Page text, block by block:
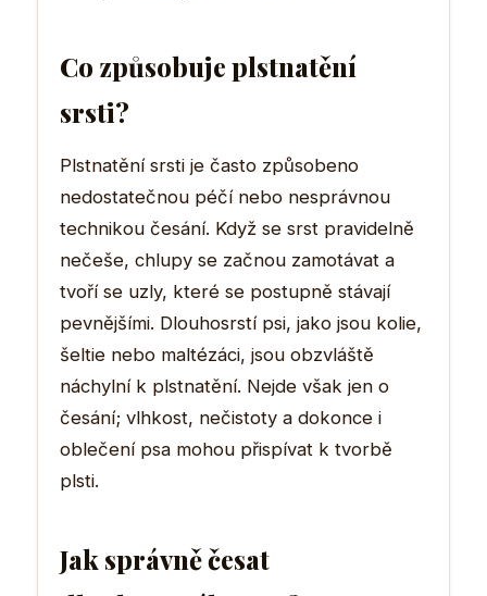
Co způsobuje plstnatění
srsti?
Plstnatění srsti je často způsobeno
nedostatečnou péčí nebo nesprávnou
technikou česání. Když se srst pravidelně
nečeše, chlupy se začnou zamotávat a
tvoří se uzly, které se postupně stávají
pevnějšími. Dlouhosrstí psi, jako jsou kolie,
šeltie nebo maltézáci, jsou obzvláště
náchylní k plstnatění. Nejde však jen o
česání; vlhkost, nečistoty a dokonce i
oblečení psa mohou přispívat k tvorbě
plsti.
Jak správně česat